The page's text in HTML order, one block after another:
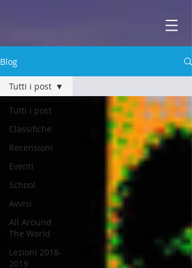
Scuola di
Blog
Tutti i post
Classifiche
Recensioni
Eventi
School
Avvisi
All Around
The World
Lezioni 2018-
2019
Tutti i post